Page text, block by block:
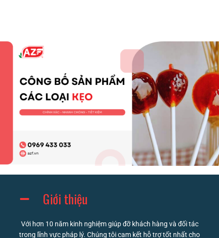
Giới thiệu
Với hơn 10 năm kinh nghiệm giúp đỡ khách hàng và đối tác
trong lĩnh vực pháp lý. Chúng tôi cam kết hỗ trợ tốt nhất cho